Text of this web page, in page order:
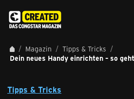
Magazin
Tipps & Tricks
Dein neues Handy einrichten – so
Tipps & Tricks